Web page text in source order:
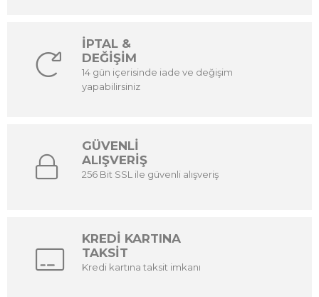
İPTAL &
DEĞİŞİM
14 gün içerisinde iade ve değişim
yapabilirsiniz
GÜVENLİ
ALIŞVERİŞ
256 Bit SSL ile güvenli alışveriş
KREDİ KARTINA
TAKSİT
Kredi kartına taksit imkanı